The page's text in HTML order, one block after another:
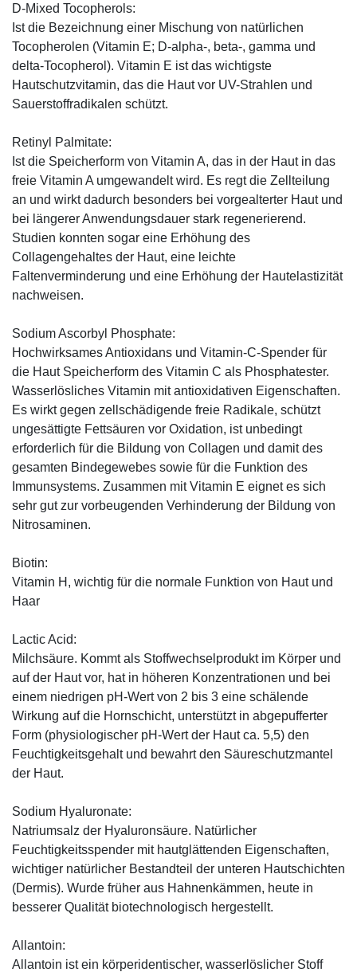
D-Mixed Tocopherols:
Ist die Bezeichnung einer Mischung von natürlichen
Tocopherolen (Vitamin E; D-alpha-, beta-, gamma und
delta-Tocopherol). Vitamin E ist das wichtigste
Hautschutzvitamin, das die Haut vor UV-Strahlen und
Sauerstoffradikalen schützt.
Retinyl Palmitate:
Ist die Speicherform von Vitamin A, das in der Haut in das
freie Vitamin A umgewandelt wird. Es regt die Zellteilung
an und wirkt dadurch besonders bei vorgealterter Haut und
bei längerer Anwendungsdauer stark regenerierend.
Studien konnten sogar eine Erhöhung des
Collagengehaltes der Haut, eine leichte
Faltenverminderung und eine Erhöhung der Hautelastizität
nachweisen.
Sodium Ascorbyl Phosphate:
Hochwirksames Antioxidans und Vitamin-C-Spender für
die Haut Speicherform des Vitamin C als Phosphatester.
Wasserlösliches Vitamin mit antioxidativen Eigenschaften.
Es wirkt gegen zellschädigende freie Radikale, schützt
ungesättigte Fettsäuren vor Oxidation, ist unbedingt
erforderlich für die Bildung von Collagen und damit des
gesamten Bindegewebes sowie für die Funktion des
Immunsystems. Zusammen mit Vitamin E eignet es sich
sehr gut zur vorbeugenden Verhinderung der Bildung von
Nitrosaminen.
Biotin:
Vitamin H, wichtig für die normale Funktion von Haut und
Haar
Lactic Acid:
Milchsäure. Kommt als Stoffwechselprodukt im Körper und
auf der Haut vor, hat in höheren Konzentrationen und bei
einem niedrigen pH-Wert von 2 bis 3 eine schälende
Wirkung auf die Hornschicht, unterstützt in abgepufferter
Form (physiologischer pH-Wert der Haut ca. 5,5) den
Feuchtigkeitsgehalt und bewahrt den Säureschutzmantel
der Haut.
Sodium Hyaluronate:
Natriumsalz der Hyaluronsäure. Natürlicher
Feuchtigkeitsspender mit hautglättenden Eigenschaften,
wichtiger natürlicher Bestandteil der unteren Hautschichten
(Dermis). Wurde früher aus Hahnenkämmen, heute in
besserer Qualität biotechnologisch hergestellt.
Allantoin:
Allantoin ist ein körperidentischer, wasserlöslicher Stoff